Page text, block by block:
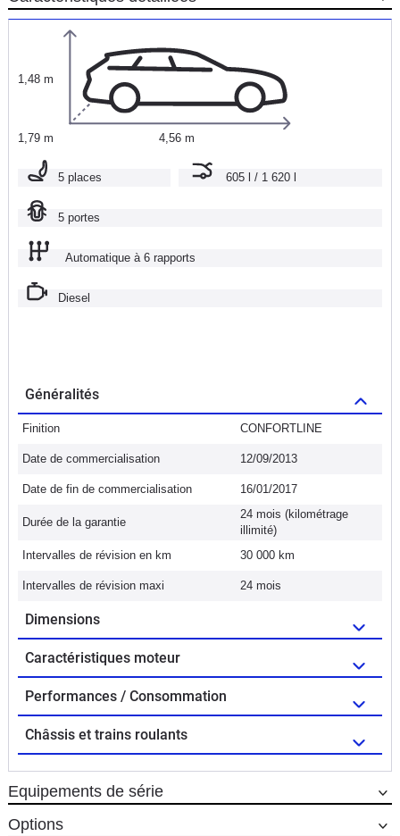
1,48 m
1,79 m 4,56 m
5 places 605 l / 1 620 l
5 portes
Automatique à 6 rapports
Diesel
Généralités
Finition CONFORTLINE
Date de commercialisation 12/09/2013
Date de fin de commercialisation 16/01/2017
Durée de la garantie
24 mois (kilométrage
illimité)
Intervalles de révision en km
30 000 km
Intervalles de révision maxi 24 mois
Dimensions
Caractéristiques moteur
Performances / Consommation
Châssis et trains roulants
Equipements de série
Options